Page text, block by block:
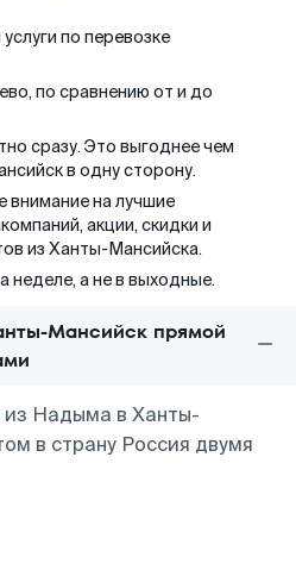
по перевозке
по сравнению от и до
сразу. Это выгоднее чем
в одну сторону.
внимание на лучшие
акции, скидки и
из Ханты-Мансийска.
неделе, а не в выходные.
Мансийск прямой
Надыма в Ханты-
в страну Россия двумя